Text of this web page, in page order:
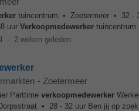
tuincentrum • Zoetermeer • 32 -
uur Verkoopmedewerker
- 2 weken geleden
- Zoetermeer
Parttime verkoopmedewerker
• 28 - 32 uur Ben jij op